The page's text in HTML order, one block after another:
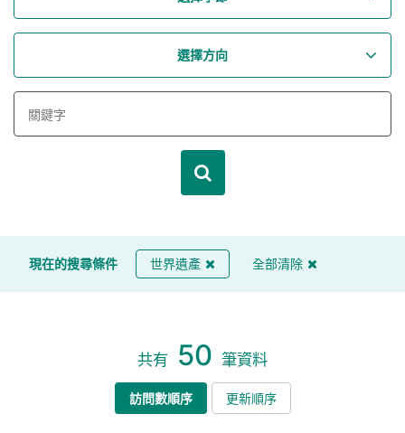
選擇方向
現在的搜尋條件 世界遺產 全部清除
共有 50 筆資料
訪問數順序 更新順序